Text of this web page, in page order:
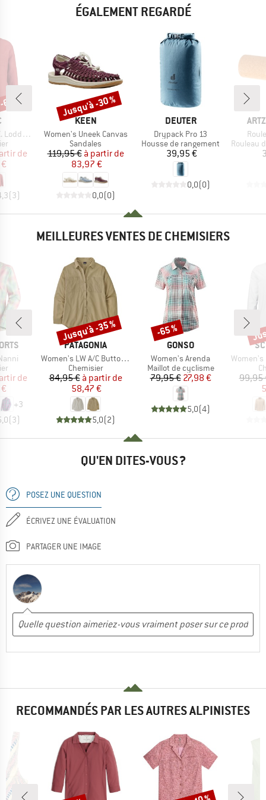
ÉGALEMENT REGARDÉ
L/S
réduit
de
(3)
%
MARQUE
KEEN
Article
Women's Uneek Canvas
Product group
Sandales
Prix
119,95 € Prix réduit
à partir de
83,97 €
0,0(0)
Remise
Jusqu'à -30 %
MARQUE
DEUTER
Article
Drypack Pro 13
Product group
Housse de rangement
Prix
39,95 €
0,0(0)
Product
Rouleau de
MEILLEURES VENTES DE CHEMISIERS
réduit
de
+3
(3)
MARQUE
PATAGONIA
Article
Women's LW A/C Buttondown
Product group
Chemisier
Prix
84,95 € Prix réduit
à partir de
58,47 €
5,0(2)
Remise
Jusqu'à -35 %
MARQUE
GONSO
Article
Women's Arenda
Product group
Maillot de cyclisme
Prix
79,95 €Prix réduit
27,98 €
5,0(4)
Remise
-65 %
Article
Women's
99,95
QU'EN DITES-VOUS ?
POSEZ UNE QUESTION
ÉCRIVEZ UNE ÉVALUATION
PARTAGER UNE IMAGE
RECOMMANDÉS PAR LES AUTRES ALPINISTES